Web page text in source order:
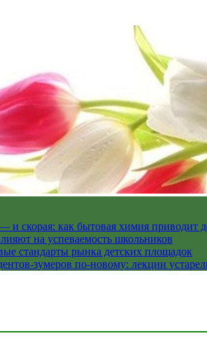
и скорая: как бытовая химия приводит
на успеваемость школьников
стандарты рынка детских площадок
зумеров по-новому: лекции